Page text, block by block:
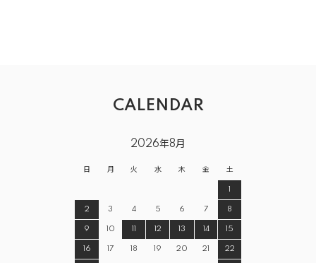
CALENDAR
2026年8月
日 月 火 水 木 金 土
1
2 3 4 5 6 7 8
9 10 11 12 13 14 15
16 17 18 19 20 21 22